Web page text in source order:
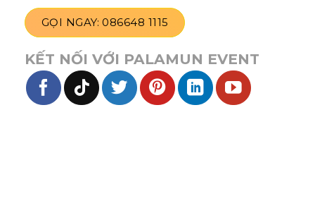
GỌI NGAY: 086648 1115
KẾT NỐI VỚI PALAMUN EVENT